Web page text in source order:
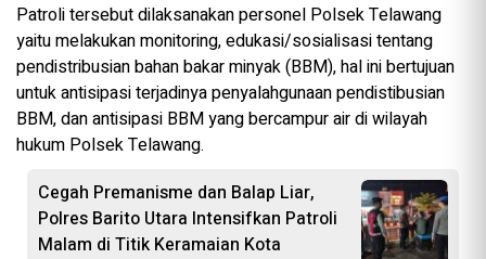
Patroli tersebut dilaksanakan personel Polsek Telawang
yaitu melakukan monitoring, edukasi/sosialisasi tentang
pendistribusian bahan bakar minyak (BBM), hal ini bertujuan
untuk antisipasi terjadinya penyalahgunaan pendistibusian
BBM, dan antisipasi BBM yang bercampur air di wilayah
hukum Polsek Telawang.
Cegah Premanisme dan Balap Liar,
Polres Barito Utara Intensifkan Patroli
Malam di Titik Keramaian Kota